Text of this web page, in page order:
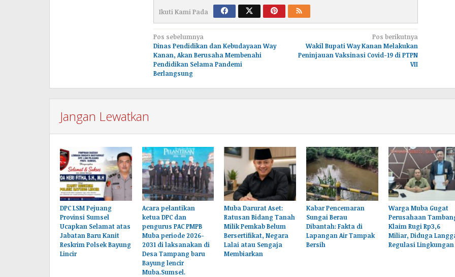
Ikuti Kami Pada
Navigasi
pos
Pos sebelumnya
Dinas Pendidikan dan Kebudayaan Way
Kanan, Akan Berusaha Membenahi
Pendidikan Selama Pandemi
Berlangsung
Pos berikutnya
Wakil Bupati Way Kanan Melakukan
Peninjauan Vaksinasi Covid-19 di PTPN
VII
Jangan Lewatkan
DPC LSM Pejuang
Provinsi Sumsel
Ucapkan Selamat atas
Jabatan Baru Kanit
Reskrim Polsek Bayung
Lincir
Acara pelantikan
ketua DPC dan
pengurus PAC PMPB
Muba periode 2026-
2031 di laksanakan di
Desa Tampang baru
Bayung lencir
Muba.Sumsel.
Muba Darurat Aset:
Ratusan Bidang Tanah
Milik Pemkab Belum
Bersertifikat, Negara
Lalai atau Sengaja
Membiarkan
Kabar Pencemaran
Sungai Berau
Dibantah: Fakta di
Lapangan Air Tampak
Bersih
Warga Muba Gugat
Perusahaan
Klaim Rugi Rp3,6
Miliar, Diduga
Regulasi Lingkungan